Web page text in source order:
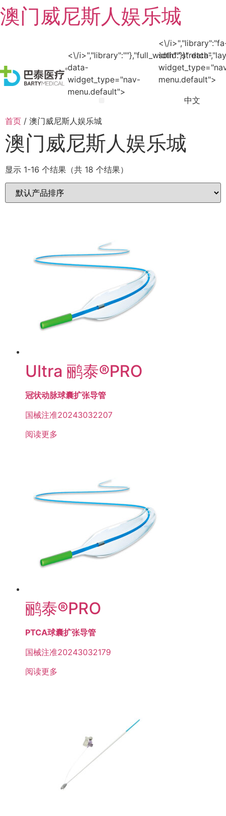
澳门威尼斯人娱乐城
<\/
data-
widget_type="nav-
menu.default">
<\/
solid"}}" data-
menu.default">
中文
首页 / 澳门威尼斯人娱乐城
澳门威尼斯人娱乐城
显示 1-16 个结果（共 18 个结果）
Ultra 鹂泰®PRO
冠状动脉球囊扩张导管
国械注准20243032207
阅读更多
鹂泰®PRO
PTCA球囊扩张导管
国械注准20243032179
阅读更多